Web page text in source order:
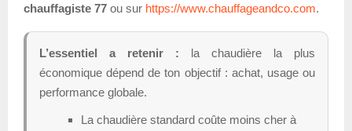
chauffagiste 77 ou sur https://www.chauffageandco.com.
L’essentiel a retenir : la chaudière la plus
économique dépend de ton objectif : achat, usage ou
performance globale.
La chaudière standard coûte moins cher à